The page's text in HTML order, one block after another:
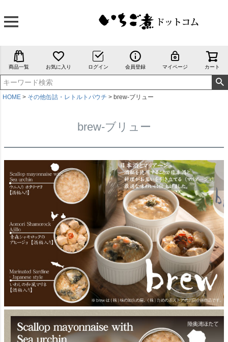
商品一覧 お気に入り ログイン 会員登録 マイページ カート
HOME その他缶詰・レトルトパウチ brew-ブリュー
brew-ブリュー